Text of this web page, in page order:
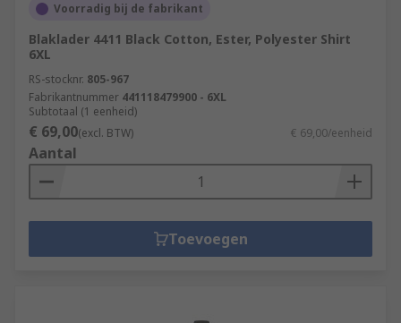
Voorradig bij de fabrikant
Blaklader 4411 Black Cotton, Ester, Polyester Shirt
6XL
RS-stocknr. 805-967
Fabrikantnummer 441118479900 - 6XL
Subtotaal (1 eenheid)
€ 69,00(excl. BTW) € 69,00/eenheid
Aantal
Toevoegen